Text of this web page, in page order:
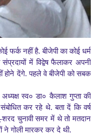
फर्क नहीं है. बीजेपी का कोई धर्म
में विद्वेष फैलाकर अपनी
होने देंगे. पहले वे बीजेपी को सबक
स्व० डा० कैलाश गुप्ता की
कर रहे थे. बता दें कि वर्ष
चुनावी समर में थे तो मतदान
ने गोली मारकर कर दे थी.